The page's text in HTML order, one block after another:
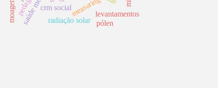
measuring
radiação solar
crm social
levantamentos
pólen